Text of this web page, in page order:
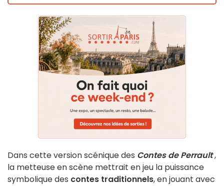
Dans cette version scénique des Contes de Perrault,
la metteuse en scène mettrait en jeu la puissance
symbolique des contes traditionnels, en jouant avec